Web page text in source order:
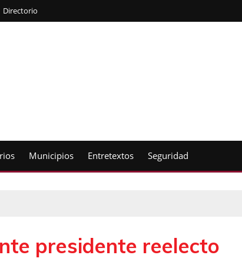
Directorio
Municipios Entretextos Seguridad
presidente reelecto